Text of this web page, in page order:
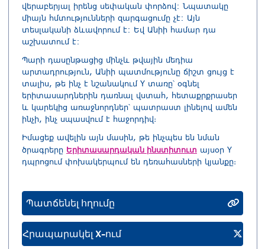
վերաբերյալ իրենց սեփական փորձով: Նպատակը
միայն հմտությունների զարգացումը չէ: Այն
տեսլականի ձևավորում է: Եվ Անիի համար դա
աշխատում է:
Պարի դասընթացից մինչև թվային մեդիա
արտադրություն, Անիի պատմությունը ճիշտ ցույց է
տալիս, թե ինչ է նշանակում Y տառը՝ օգնել
երիտասարդներին դառնալ վստահ, հետաքրքրասեր
և կարեկից առաջնորդներ՝ պատրաստ լինելով ամեն
ինչի, ինչ սպասվում է հաջորդիվ։
Իմացեք ավելին այն մասին, թե ինչպես են նման
ծրագրերը Երիտասարդական ինստիտուտ այսօր Y
դպրոցում փոխակերպում են դեռահասների կյանքը։
Պատճենել հղումը
Հրապարակել X-ում